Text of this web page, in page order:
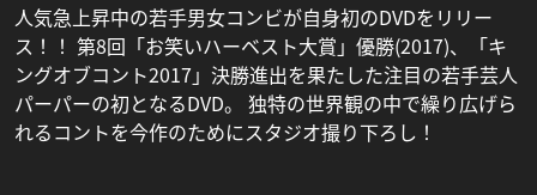
人気急上昇中の若手男女コンビが自身初のDVDをリリー
ス！！ 第8回「お笑いハーベスト大賞」優勝(2017)、「キ
ングオブコント2017」決勝進出を果たした注目の若手芸人
パーパーの初となるDVD。 独特の世界観の中で繰り広げら
れるコントを今作のためにスタジオ撮り下ろし！